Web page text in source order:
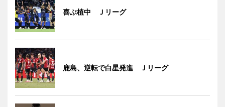
喜ぶ植中 Ｊリーグ
鹿島、逆転で白星発進 Ｊリーグ